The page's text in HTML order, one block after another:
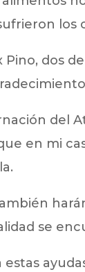
los
Pino, dos
del
en mi
se